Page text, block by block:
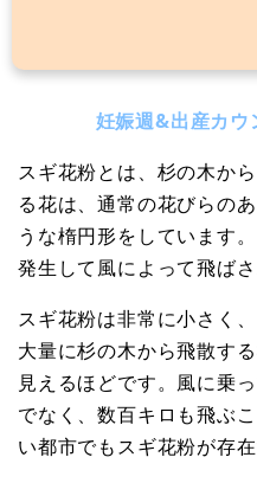
妊娠週&出産カウ
スギ花粉とは、杉の木か
る花は、通常の花びらの
うな楕円形をしています
発生して風によって飛ばさ
スギ花粉は非常に小さく
大量に杉の木から飛散す
見えるほどです。風に乗
でなく、数百キロも飛ぶ
い都市でもスギ花粉が存在